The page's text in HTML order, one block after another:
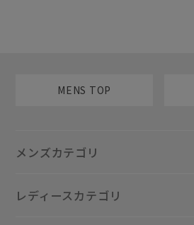
MENS TOP
メンズカテゴリ
レディースカテゴリ